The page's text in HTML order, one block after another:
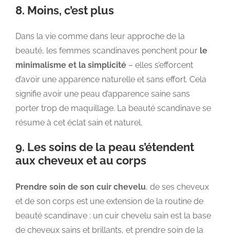
8. Moins, c’est plus
Dans la vie comme dans leur approche de la
beauté, les femmes scandinaves penchent pour le
minimalisme et la simplicité – elles s’efforcent
d’avoir une apparence naturelle et sans effort. Cela
signifie avoir une peau d’apparence saine sans
porter trop de maquillage. La beauté scandinave se
résume à cet éclat sain et naturel.
9. Les soins de la peau s’étendent
aux cheveux et au corps
Prendre soin de son cuir chevelu, de ses cheveux
et de son corps est une extension de la routine de
beauté scandinave : un cuir chevelu sain est la base
de cheveux sains et brillants, et prendre soin de la